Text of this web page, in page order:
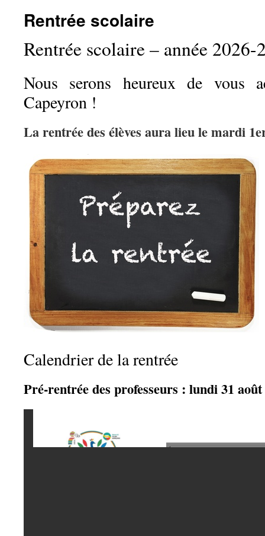
Rentrée scolaire
Rentrée scolaire – année 2026-
Nous serons heureux de vous
Capeyron !
La rentrée des élèves aura lieu le mardi
Calendrier de la rentrée
Pré-rentrée des professeurs : lundi 31 août